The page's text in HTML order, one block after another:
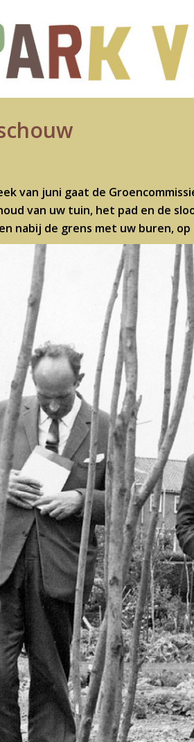
van juni gaat de
van uw tuin, het pad en de
nabij de grens met uw buren,